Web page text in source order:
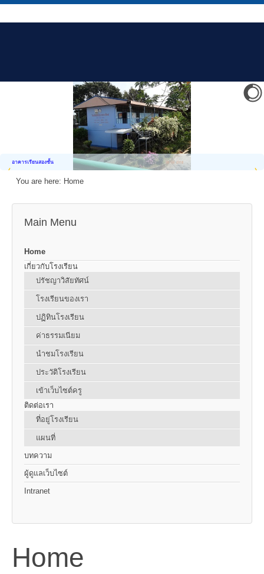
อาคารเรียนสองชั้น
You are here: Home
Main Menu
Home
เกี่ยวกับโรงเรียน
ปรัชญาวิสัยทัศน์
โรงเรียนของเรา
ปฏิทินโรงเรียน
ค่าธรรมเนียม
นำชมโรงเรียน
ประวัติโรงเรียน
เข้าเว็บไซต์ครู
ติดต่อเรา
ที่อยู่โรงเรียน
แผนที่
บทความ
ผู้ดูแลเว็บไซต์
Intranet
Home